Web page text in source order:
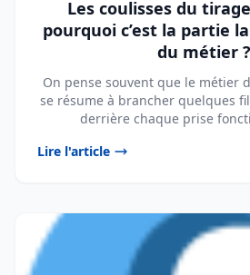
Les coulisses du
pourquoi c’est la partie
du métier ?
On pense souvent que le métier
se résume à brancher quelques
derrière chaque prise
Lire l'article